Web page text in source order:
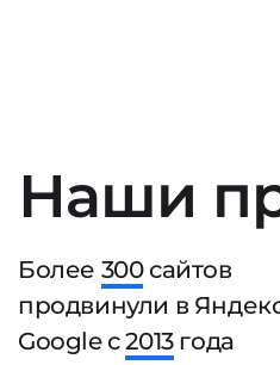
Наши
Более 300сайтов
продвинули в
Google с2013года